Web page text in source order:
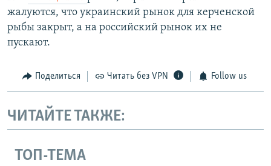
жалуются, что украинский рынок для керченской
рыбы закрыт, а на российский рынок их не
пускают.
Поделиться Читать без VPN Follow us
ЧИТАЙТЕ ТАКЖЕ:
ТОП-ТЕМА